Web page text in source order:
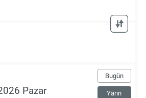
Bugün
Yarın